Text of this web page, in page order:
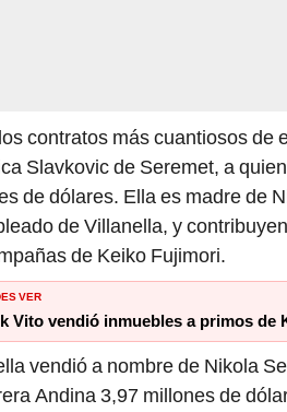
contratos más cuantiosos de
Slavkovic de Seremet, a
de dólares. Ella es madre de
de Villanella, y
de Keiko Fujimori.
VER
Vito vendió inmuebles a primos de
vendió a nombre de Nikola
Andina 3,97 millones de